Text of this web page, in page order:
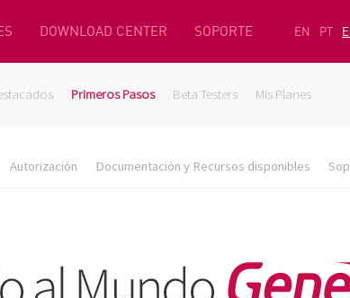
DOWNLOAD CENTER SOPORTE EN PT
Primeros Pasos Beta Testers Mis Planes
Autorización Documentación y Recursos disponibles